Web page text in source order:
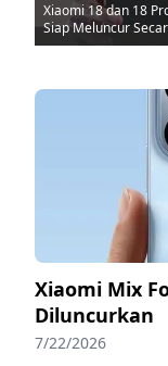
Xiaomi 18 dan 18
Siap Meluncur
Xiaomi Mix
Diluncurkan
7/22/2026